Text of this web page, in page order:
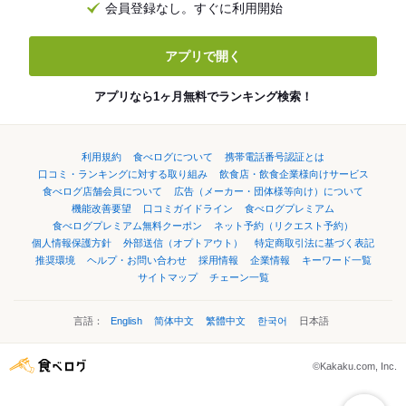
会員登録なし。すぐに利用開始
アプリで開く
アプリなら1ヶ月無料でランキング検索！
利用規約 食べログについて
携帯電話番号認証とは
口コミ・ランキングに対する取り組み
飲食店・飲食企業様向けサービス
食べログ店舗会員について
広告（メーカー・団体様等向け）について
機能改善要望
口コミガイドライン
食べログプレミアム
食べログプレミアム無料クーポン
ネット予約（リクエスト予約）
個人情報保護方針
外部送信（オプトアウト）
特定商取引法に基づく表記
推奨環境
ヘルプ・お問い合わせ 採用情報 企業情報
キーワード一覧
サイトマップ
チェーン一覧
言語： English 简体中文 繁體中文 한국어 日本語
©Kakaku.com, Inc.